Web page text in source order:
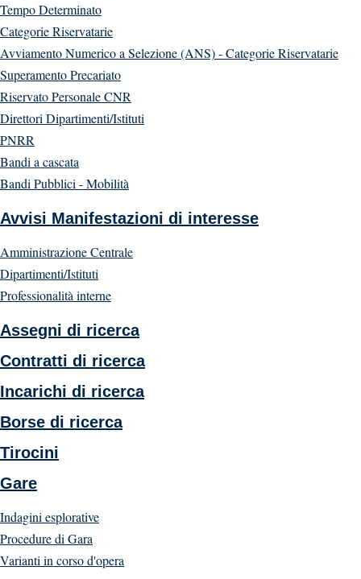
Tempo Determinato
Categorie Riservatarie
Avviamento Numerico a Selezione (ANS) - Categorie Riservatarie
Superamento Precariato
Riservato Personale CNR
Direttori Dipartimenti/Istituti
PNRR
Bandi a cascata
Bandi Pubblici - Mobilità
Avvisi Manifestazioni di interesse
Amministrazione Centrale
Dipartimenti/Istituti
Professionalità interne
Assegni di ricerca
Contratti di ricerca
Incarichi di ricerca
Borse di ricerca
Tirocini
Gare
Indagini esplorative
Procedure di Gara
Varianti in corso d'opera